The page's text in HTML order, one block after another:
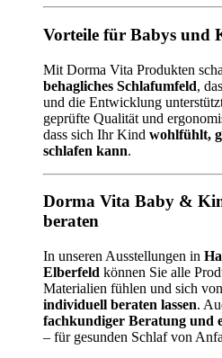
Vorteile für Babys und
Mit Dorma Vita Produkten
behagliches Schlafumfeld,
und die Entwicklung
geprüfte Qualität und
dass sich Ihr Kind wohlfühlt,
schlafen kann.
Dorma Vita Baby &
beraten
In unseren Ausstellungen in
Elberfeld können Sie alle
Materialien fühlen und sich
individuell beraten lassen.
fachkundiger Beratung und
– für gesunden Schlaf von